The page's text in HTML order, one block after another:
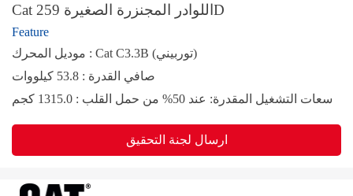
Cat اللوادر المجنزرة الصغيرة 259D
Feature
موديل المحرك : Cat C3.3B (توربيني)
صافي القدرة : 53.8 كيلووات
سعات التشغيل المقدرة: عند 50% من حمل القلب : 1315.0 كجم
ارسال لجنة التحقيق